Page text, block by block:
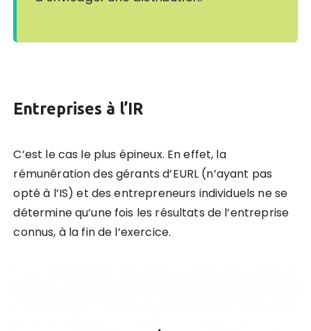
Entreprises à l’IR
C’est le cas le plus épineux. En effet, la
rémunération des gérants d’EURL (n’ayant pas
opté à l’IS) et des entrepreneurs individuels ne se
détermine qu’une fois les résultats de l’entreprise
connus, à la fin de l’exercice.